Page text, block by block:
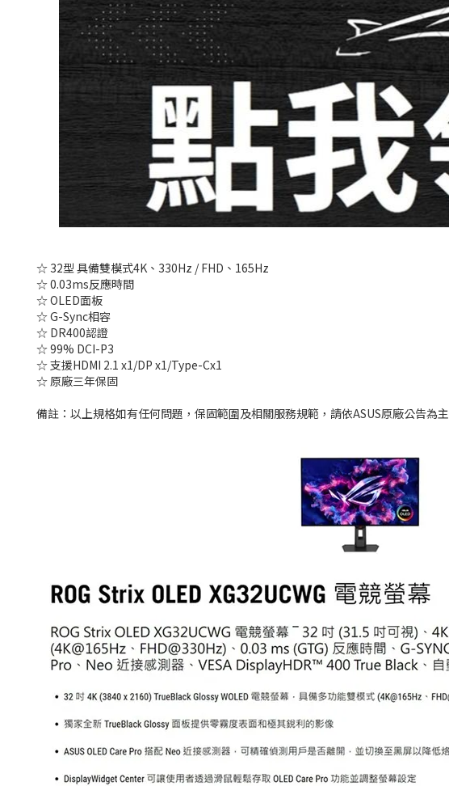
☆ 32型 具備雙模式4K、330Hz / FHD、165Hz
☆ 0.03ms反應時間
☆ OLED面板
☆ G-Sync相容
☆ DR400認證
☆ 99% DCI-P3
☆ 支援HDMI 2.1 x1/DP x1/Type-Cx1
☆ 原廠三年保固
備註：以上規格如有任何問題，保固範圍及相關服務規範，請依ASUS原廠公告為主